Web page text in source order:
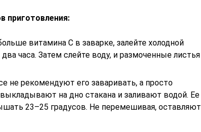
приготовления:
витамина С в заварке, залейте холодной
часа. Затем слейте воду, и размоченные листья
не рекомендуют его заваривать, а просто
на дно стакана и заливают водой. Ее
23–25 градусов. Не перемешивая, оставляют